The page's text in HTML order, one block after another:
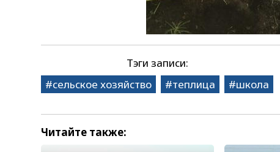
Тэги записи:
сельское хозяйство
теплица школа
Читайте также: